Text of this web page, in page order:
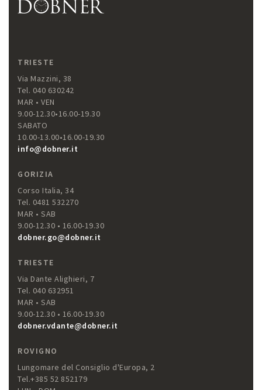
TRIESTE
Via Mazzini, 38
Tel. 040 630242
MAR • VEN
9.00-12.30•16.00-19.30
SABATO
10.00-13.00•16.00-19.30
info@dobner.it
GORIZIA
Corso Italia, 34
Tel. 0481 532270
MAR • SAB
9.00-12.30 • 16.00-19.30
dobner.go@dobner.it
TRIESTE
Via Dante Alighieri, 7
Tel. 040 632951
MAR • SAB
9.00-12.30 • 16.00-19.30
dobner.vdante@dobner.it
ROVIGNO
Lungomare del Consiglio d'Europa, 2
Tel.+385 52 852179